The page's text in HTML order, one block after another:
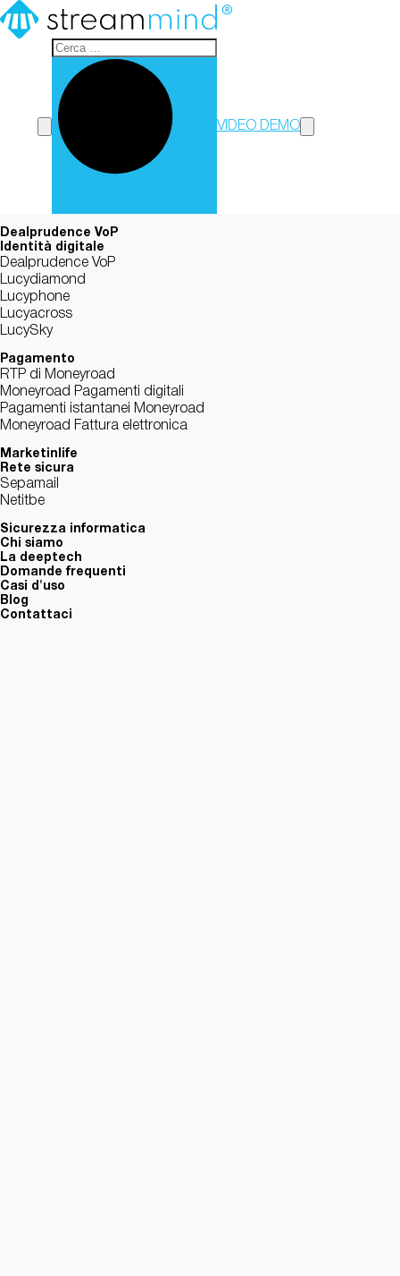
StreamMind
VIDEO DEMO
Dealprudence VoP
Identità digitale
Dealprudence VoP
Lucydiamond
Lucyphone
Lucyacross
LucySky
Pagamento
RTP di Moneyroad
Moneyroad Pagamenti digitali
Pagamenti istantanei Moneyroad
Moneyroad Fattura elettronica
Marketinlife
Rete sicura
Sepamail
Netitbe
Sicurezza informatica
Chi siamo
La deeptech
Domande frequenti
Casi d'uso
Blog
Contattaci